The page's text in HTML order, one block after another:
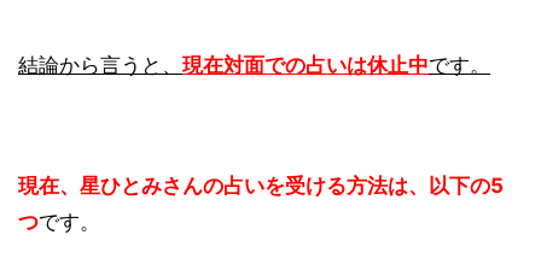
結論から言うと、 現在対面での占いは休止中です。
現在、星ひとみさんの占いを受ける方法は、以下の5
つです。